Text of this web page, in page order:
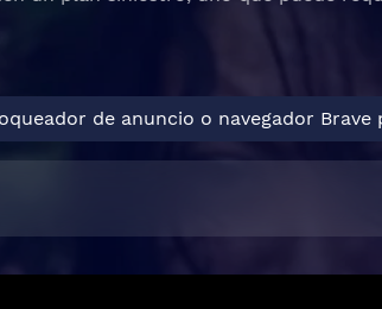
de anuncio o navegador